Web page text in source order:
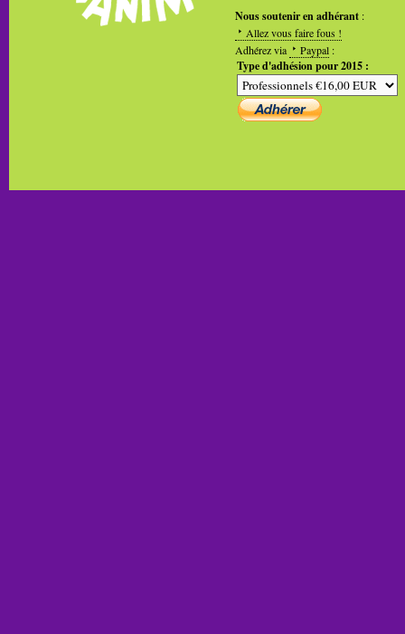
Nous soutenir en adhérant :
Allez vous faire fous !
Adhérez via
Paypal :
Type d'adhésion pour 2015 :